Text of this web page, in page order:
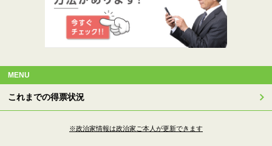
MENU
これまでの得票状況
※政治家情報は政治家ご本人が更新できます